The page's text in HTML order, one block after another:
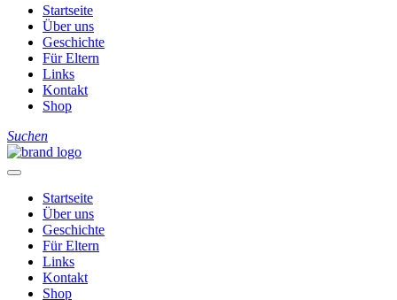
Startseite
Über uns
Geschichte
Für Eltern
Links
Kontakt
Shop
Suchen
Startseite
Über uns
Geschichte
Für Eltern
Links
Kontakt
Shop